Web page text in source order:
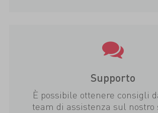
Supporto
È possibile ottenere consigli
team di assistenza sul nostro